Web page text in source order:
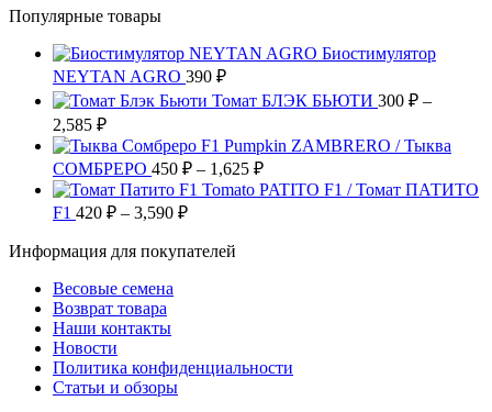
странице
товара.
выбрать
на
странице
товара.
имеет
вариаций.
Опции
можно
странице
товара.
Популярные товары
Биостимулятор
NEYTAN AGRO 390 ₽
Томат БЛЭК БЬЮТИ 300 ₽ –
2,585 ₽Диапазон
цен:
300 ₽
–
2,585 ₽
Pumpkin ZAMBRERO / Тыква
СОМБРЕРО 450 ₽ – 1,625 ₽Диапазон
цен:
Tomato PATITO F1 / Томат ПАТИТО
F1 420 ₽ – 3,590 ₽Диапазон
420 ₽
Информация для покупателей
Весовые семена
Возврат товара
Наши контакты
Новости
Политика конфиденциальности
Статьи и обзоры